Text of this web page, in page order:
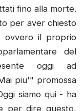
fino alla morte.
per aver chiesto
ovvero il proprio
del
oggi ad
piu'" promossa
siamo qui - ha
per dire questo,